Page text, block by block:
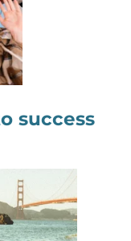
success